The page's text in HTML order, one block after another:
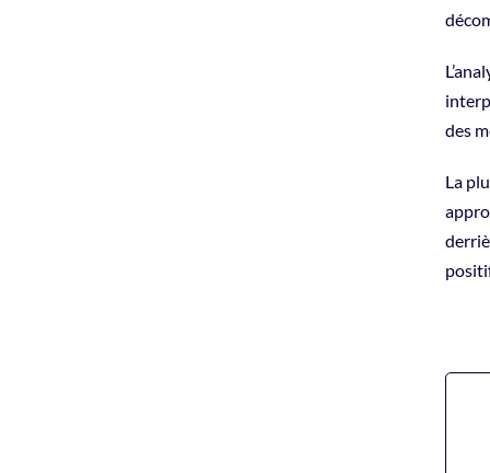
des
La